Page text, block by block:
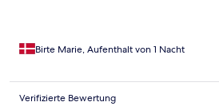
Birte Marie, Aufenthalt von 1 Nacht
Verifizierte Bewertung